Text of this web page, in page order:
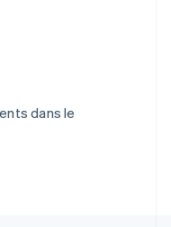
dans le